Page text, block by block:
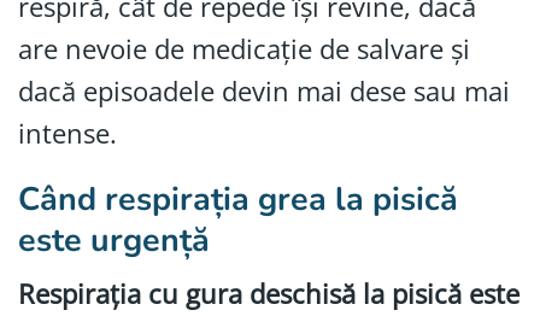
are nevoie de medicație de salvare și
dacă episoadele devin mai dese sau mai
intense.
Când respirația grea la pisică
este urgență
Respirația cu gura deschisă la pisică este